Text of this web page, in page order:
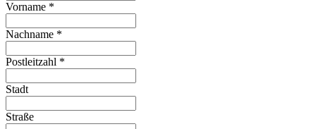
Vorname *
Nachname *
Postleitzahl *
Stadt
Straße